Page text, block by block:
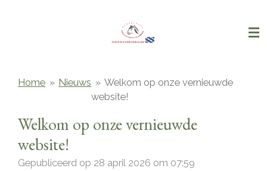
Home » Nieuws » Welkom op onze vernieuwde
website!
Welkom op onze vernieuwde
website!
Gepubliceerd op 28 april 2026 om 07:59